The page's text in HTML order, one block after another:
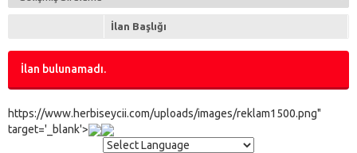
İlan Başlığı
İlan bulunamadı.
https://www.herbiseycii.com/uploads/images/reklam1500.png"
target='_blank'>